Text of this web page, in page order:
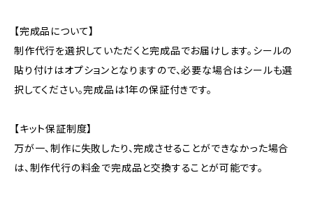
【完成品について】
制作代行を選択していただくと完成品でお届けします。シールの
貼り付けはオプションとなりますので、必要な場合はシールも選
択してください。完成品は1年の保証付きです。
【キット保証制度】
万が一、制作に失敗したり、完成させることができなかった場合
は、制作代行の料金で完成品と交換することが可能です。